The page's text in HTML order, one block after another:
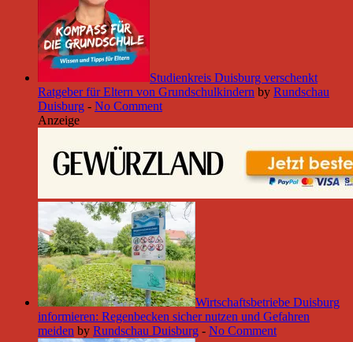
Studienkreis Duisburg verschenkt
Ratgeber für Eltern von Grundschulkindern by Rundschau
Duisburg - No Comment
Anzeige
Wirtschaftsbetriebe Duisburg
informieren: Regenbecken sicher nutzen und Gefahren
meiden by Rundschau Duisburg - No Comment